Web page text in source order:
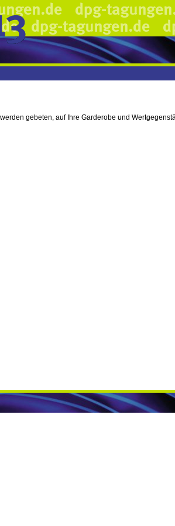
gebeten, auf Ihre Garderobe und